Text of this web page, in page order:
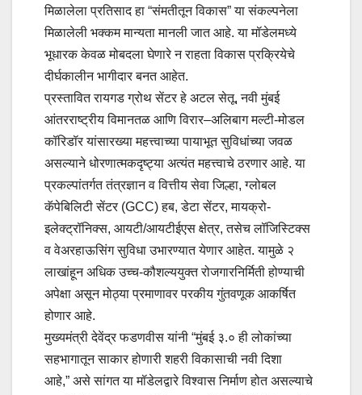
मिळालेला प्रतिसाद हा “संमतीतून विकास” या संकल्पनेला
मिळालेली भक्कम मान्यता मानली जात आहे. या मॉडेलमध्ये
भूधारक केवळ मोबदला घेणारे न राहता विकास प्रक्रियेचे
दीर्घकालीन भागीदार बनत आहेत.
प्रस्तावित रायगड ग्रोथ सेंटर हे अटल सेतू, नवी मुंबई
आंतरराष्ट्रीय विमानतळ आणि विरार–अलिबाग मल्टी-मोडल
कॉरिडॉर यांसारख्या महत्त्वाच्या पायाभूत सुविधांच्या जवळ
असल्याने धोरणात्मकदृष्ट्या अत्यंत महत्त्वाचे ठरणार आहे. या
प्रकल्पांतर्गत तंत्रज्ञान व वित्तीय सेवा जिल्हा, ग्लोबल
कॅपेबिलिटी सेंटर (GCC) हब, डेटा सेंटर, मायक्रो-
इलेक्ट्रॉनिक्स, आयटी/आयटीईएस क्षेत्र, तसेच लॉजिस्टिक्स
व वेअरहाऊसिंग सुविधा उभारण्यात येणार आहेत. यामुळे २
लाखांहून अधिक उच्च-कौशल्ययुक्त रोजगारनिर्मिती होण्याची
अपेक्षा असून मोठ्या प्रमाणावर परकीय गुंतवणूक आकर्षित
होणार आहे.
मुख्यमंत्री देवेंद्र फडणवीस यांनी “मुंबई ३.० ही लोकांच्या
सहभागातून साकार होणारी शहरी विकासाची नवी दिशा
आहे,” असे सांगत या मॉडेलद्वारे विश्वास निर्माण होत असल्याचे